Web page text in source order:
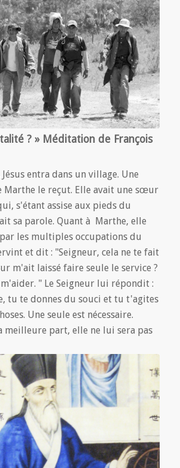
? » Méditation de François
entra dans un village. Une
Marthe le reçut. Elle avait une sœur
s'étant assise aux pieds du
sa parole. Quant à Marthe, elle
les multiples occupations du
et dit : "Seigneur, cela ne te fait
m'ait laissé faire seule le service ?
" Le Seigneur lui répondit :
tu te donnes du souci et tu t'agites
Une seule est nécessaire.
meilleure part, elle ne lui sera pas